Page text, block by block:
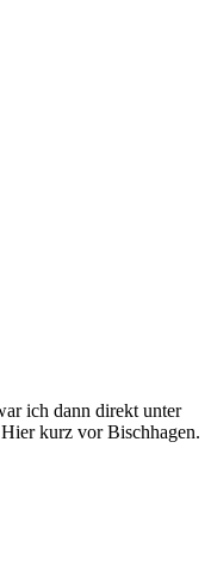
ich dann direkt unter
kurz vor Bischhagen.